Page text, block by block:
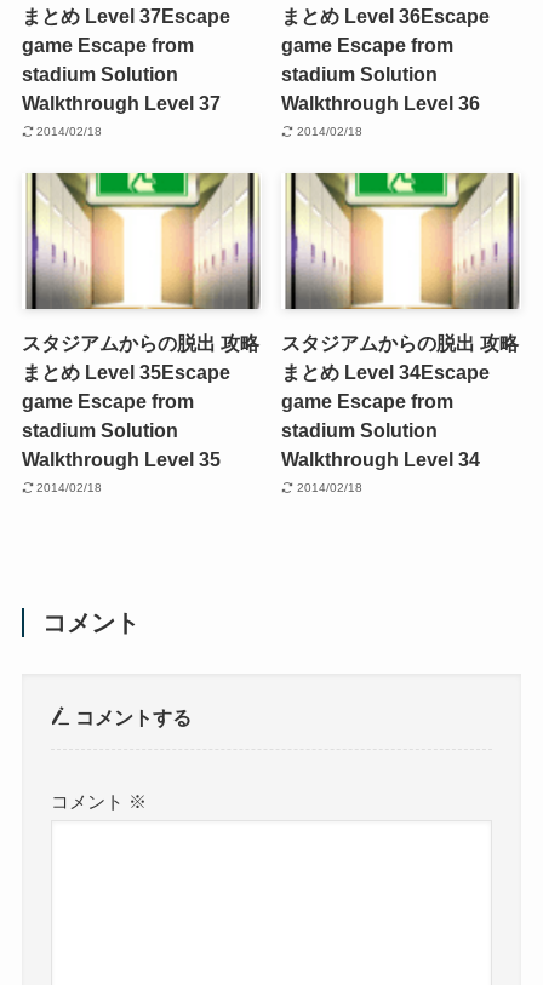
まとめ Level 37Escape
game Escape from
stadium Solution
Walkthrough Level 37
2014/02/18
まとめ Level 36Escape
game Escape from
stadium Solution
Walkthrough Level 36
2014/02/18
スタジアムからの脱出 攻略
まとめ Level 35Escape
game Escape from
stadium Solution
Walkthrough Level 35
2014/02/18
スタジアムからの脱出 攻略
まとめ Level 34Escape
game Escape from
stadium Solution
Walkthrough Level 34
2014/02/18
コメント
コメントする
コメント ※